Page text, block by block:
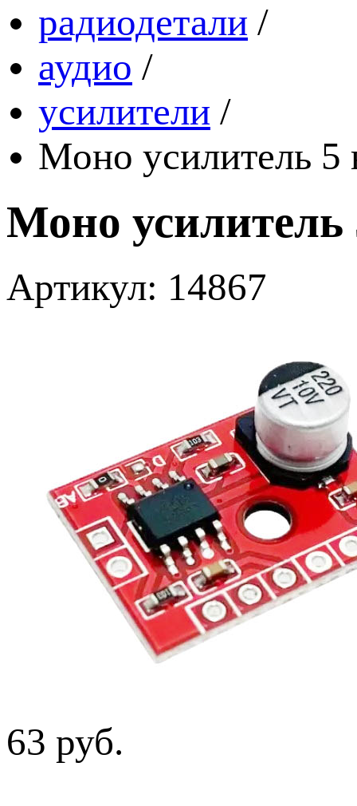
радиодетали /
аудио /
усилители /
Моно усилитель 5
Моно усилитель
Артикул: 14867
63 руб.